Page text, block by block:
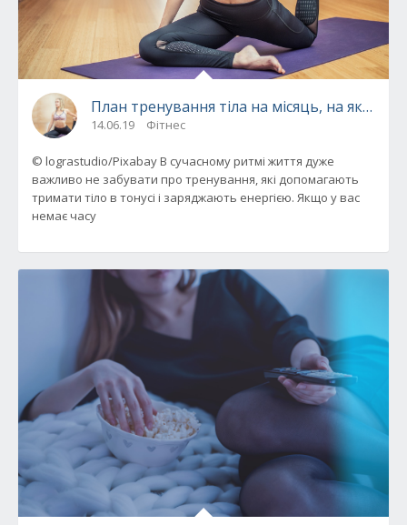
План тренування тіла на місяць, на який
14.06.19 Фітнес
© lograstudio/Pixabay В сучасному ритмі життя дуже
важливо не забувати про тренування, які допомагають
тримати тіло в тонусі і заряджають енергією. Якщо у вас
немає часу